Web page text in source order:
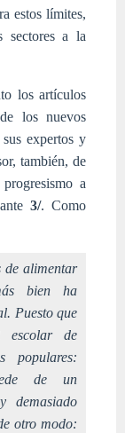
estos límites,
sectores a la
los artículos
los nuevos
expertos y
también, de
a
3/. Como
de alimentar
bien ha
Puesto que
escolar de
populares:
de un
demasiado
otro modo: